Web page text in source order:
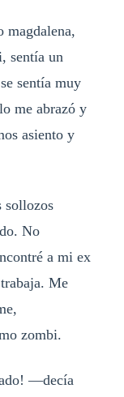
magdalena,
sentía un
sentía muy
me abrazó y
asiento y
sollozos
No
a mi ex
Me
zombi.
—decía